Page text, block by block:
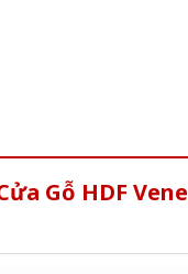
Gỗ HDF